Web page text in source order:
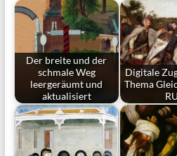
Der breite und der
schmale Weg
leergeräumt und
aktualisiert
Digitale
Thema